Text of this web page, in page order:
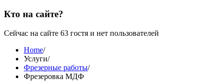
Кто на сайте?
Сейчас на сайте 63 гостя и нет пользователей
Home/
Услуги/
Фрезерные работы/
Фрезеровка МДФ